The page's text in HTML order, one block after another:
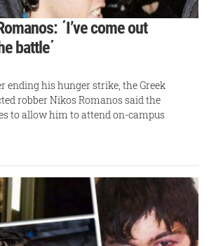
΄I’ve come out
battle΄
ending his hunger strike, the Greek
robber Nikos Romanos said the
to allow him to attend on-campus